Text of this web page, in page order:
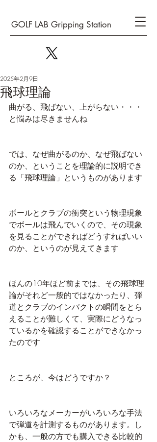
GOLF LAB Gripping Station
飛球理論
2025年2月9日
曲がる、飛ばない、上がらない・・・
と悩みは尽きませんね
では、なぜ曲がるのか、なぜ飛ばない
のか、ということを理論的に説明でき
る「飛球理論」というものがあります
ボールとクラブの衝突という物理現象
でボールは飛んでいくので、その現象
を見ることができればどうすればいい
のか、というのが見えてきます
ほんの10年ほど前までは、その飛球理
論がそれど一般的ではなかったり、弾
道とクラブのインパクトの瞬間をとら
えることが難しくて、実際にどうなっ
ているかを確認することができなかっ
たのです
ところが、今はどうですか？
いろいろなメーカーがいろいろな手法
で弾道を計測するものがあります。し
かも、一般の方でも購入できる比較的